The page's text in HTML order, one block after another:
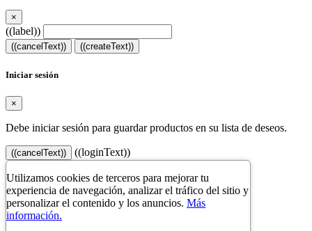
×
((label))
((cancelText)) ((createText))
Iniciar sesión
×
Debe iniciar sesión para guardar productos en su lista de deseos.
((cancelText)) ((loginText))
Utilizamos cookies de terceros para mejorar tu
experiencia de navegación, analizar el tráfico del sitio y
personalizar el contenido y los anuncios. Más
información.